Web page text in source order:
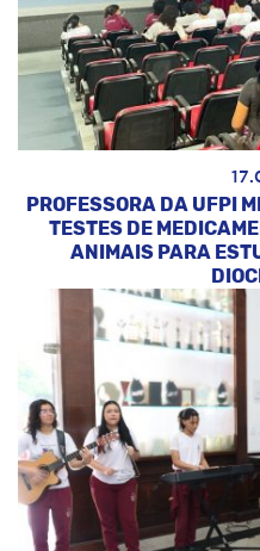
PROFESSORA DA UFPI
TESTES DE
ANIMAIS PARA